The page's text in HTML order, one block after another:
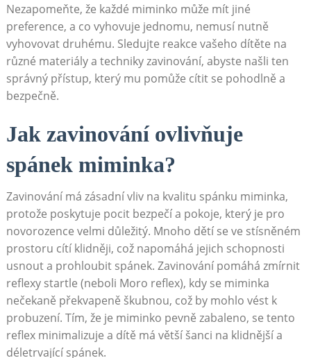
Nezapomeňte, že každé miminko může mít jiné
preference, a co vyhovuje jednomu, nemusí nutně
vyhovovat druhému. Sledujte reakce vašeho dítěte na
různé materiály a techniky zavinování, abyste našli ten
správný přístup, který mu pomůže cítit se pohodlně a
bezpečně.
Jak zavinování ovlivňuje
spánek miminka?
Zavinování má zásadní vliv na kvalitu spánku miminka,
protože poskytuje pocit bezpečí a pokoje, který je pro
novorozence velmi důležitý. Mnoho dětí se ve stísněném
prostoru cítí klidněji, což napomáhá jejich schopnosti
usnout a prohloubit spánek. Zavinování pomáhá zmírnit
reflexy startle (neboli Moro reflex), kdy se miminka
nečekaně překvapeně škubnou, což by mohlo vést k
probuzení. Tím, že je miminko pevně zabaleno, se tento
reflex minimalizuje a dítě má větší šanci na klidnější a
déletrvající spánek.